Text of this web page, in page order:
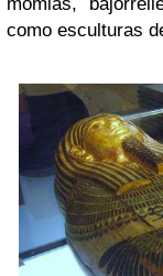
como esculturas